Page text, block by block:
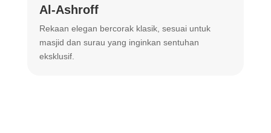
Al-Ashroff
Rekaan elegan bercorak klasik, sesuai untuk
masjid dan surau yang inginkan sentuhan
eksklusif.